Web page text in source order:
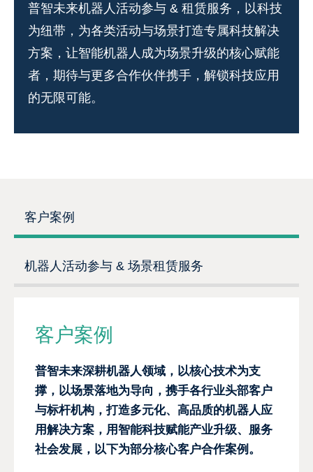
普智未来机器人活动参与 & 租赁服务，以科技
为纽带，为各类活动与场景打造专属科技解决
方案，让智能机器人成为场景升级的核心赋能
者，期待与更多合作伙伴携手，解锁科技应用
的无限可能。
客户案例
机器人活动参与 & 场景租赁服务
客户案例
普智未来深耕机器人领域，以核心技术为支
撑，以场景落地为导向，携手各行业头部客户
与标杆机构，打造多元化、高品质的机器人应
用解决方案，用智能科技赋能产业升级、服务
社会发展，以下为部分核心客户合作案例。